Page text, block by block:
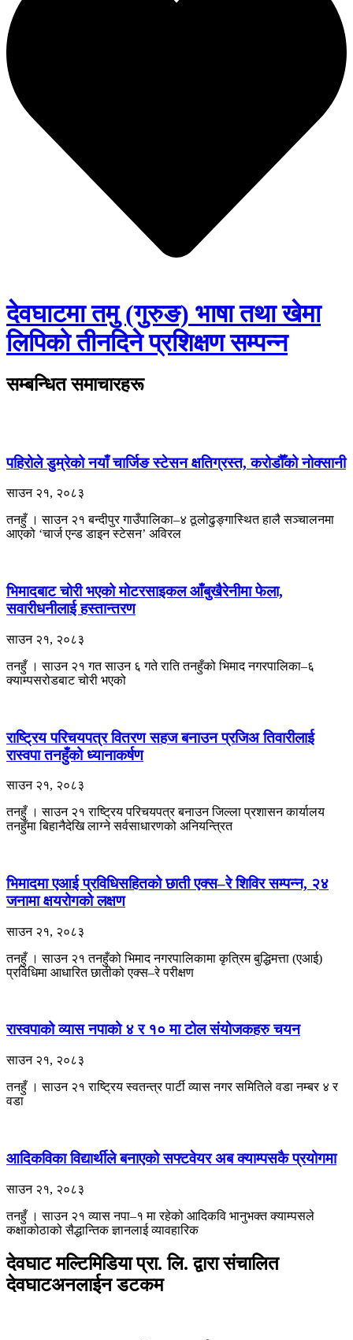
देवघाटमा तमु (गुरुङ) भाषा तथा खेमा
लिपिको तीनदिने प्रशिक्षण सम्पन्न
सम्बन्धित समाचारहरू
पहिरोले डुम्रेको नयाँ चार्जिङ स्टेसन क्षतिग्रस्त, करोडौँको नोक्सानी
साउन २१, २०८३
तनहुँ । साउन २१ बन्दीपुर गाउँपालिका–४ ठूलोढुङ्गास्थित हालै सञ्चालनमा
आएको ‘चार्ज एन्ड डाइन स्टेसन’ अविरल
भिमादबाट चोरी भएको मोटरसाइकल आँबुखैरेनीमा फेला,
सवारीधनीलाई हस्तान्तरण
साउन २१, २०८३
तनहुँ । साउन २१ गत साउन ६ गते राति तनहुँको भिमाद नगरपालिका–६
क्याम्पसरोडबाट चोरी भएको
राष्ट्रिय परिचयपत्र वितरण सहज बनाउन प्रजिअ तिवारीलाई
रास्वपा तनहुँको ध्यानाकर्षण
साउन २१, २०८३
तनहुँ । साउन २१ राष्ट्रिय परिचयपत्र बनाउन जिल्ला प्रशासन कार्यालय
तनहुँमा बिहानैदेखि लाग्ने सर्वसाधारणको अनियन्त्रित
भिमादमा एआई प्रविधिसहितको छाती एक्स–रे शिविर सम्पन्न, २४
जनामा क्षयरोगको लक्षण
साउन २१, २०८३
तनहुँ । साउन २१ तनहुँको भिमाद नगरपालिकामा कृत्रिम बुद्धिमत्ता (एआई)
प्रविधिमा आधारित छातीको एक्स–रे परीक्षण
रास्वपाको व्यास नपाको ४ र १० मा टोल संयोजकहरु चयन
साउन २१, २०८३
तनहुँ । साउन २१ राष्ट्रिय स्वतन्त्र पार्टी व्यास नगर समितिले वडा नम्बर ४ र
वडा
आदिकविका विद्यार्थीले बनाएको सफ्टवेयर अब क्याम्पसकै प्रयोगमा
साउन २१, २०८३
तनहुँ । साउन २१ ​व्यास नपा–१ मा रहेको आदिकवि भानुभक्त क्याम्पसले
कक्षाकोठाको सैद्धान्तिक ज्ञानलाई व्यावहारिक
देवघाट मल्टिमिडिया प्रा. लि. द्वारा संचालित
देवघाटअनलाईन डटकम